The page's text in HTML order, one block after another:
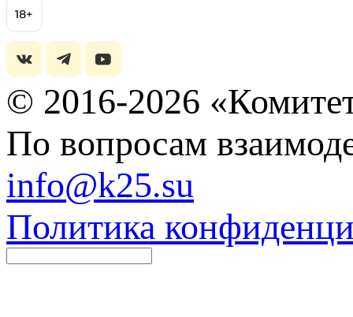
© 2016-2026
По вопросам
info@k25.su
Политика